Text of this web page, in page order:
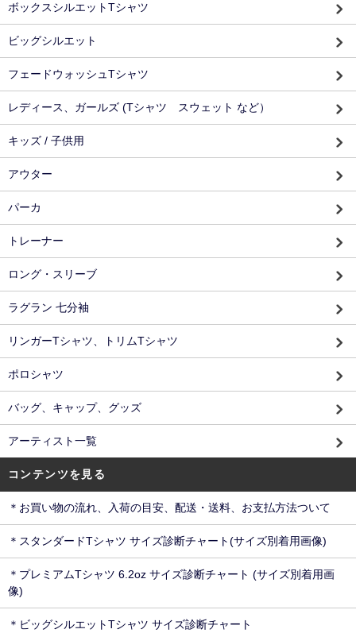
ボックスシルエットTシャツ
ビッグシルエット
フェードウォッシュTシャツ
レディース、ガールズ (Tシャツ スウェット など）
キッズ / 子供用
アウター
パーカ
トレーナー
ロング・スリーブ
ラグラン 七分袖
リンガーTシャツ、トリムTシャツ
ポロシャツ
バッグ、キャップ、グッズ
アーティスト一覧
コンテンツを見る
＊お買い物の流れ、入荷の目安、配送・送料、お支払方法ついて
＊スタンダードTシャツ サイズ診断チャート(サイズ別着用画像)
＊プレミアムTシャツ 6.2oz サイズ診断チャート (サイズ別着用画
像)
＊ビッグシルエットTシャツ サイズ診断チャート